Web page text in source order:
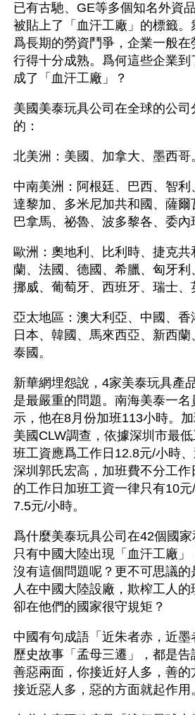
已有古馳、GE等多個知名外資
被貼上了「血汗工廠」的標籤。
爲長期的勞資鬥爭，企業一般
行得十分成熟。爲何這些企業
成了「血汗工廠」？
美國美泰玩具公司在全球的公司
的：
北美洲：美國、加拿大、墨西哥
中南美洲：阿根廷、巴西、智
達黎加、多米尼加共和國、薩爾
巴拿馬、祕魯、波多黎各、委內
歐洲：奧地利、比利時、捷克
蘭、法國、德國、希臘、匈牙利
挪威、葡萄牙、西班牙、瑞士、
亞太地區：澳大利亞、中國、香
日本、韓國、馬來西亞、新西蘭
泰國。
新華網埋怨說，4家美泰玩具產
是最嚴重的問題。南海美泰一
示，他在8月份加班113小時。
美國CLW調查，依據深圳市最
班工資應爲工作日12.8元/小時
深圳郭氏宏高，加班費不分工作
的工作日加班工資一律只有10
7.5元/小時。
爲什麼美泰玩具公司在42個國家
只有中國大陸出現「血汗工廠
沒有這個問題呢？更不可思議
人在中國大陸設廠，欺榨工人
卻在他們的國家很守規矩？
中國有句成語「近朱者赤，近墨
歷史故事「孟母三遷」，都是
善惡兩面，你接近好人多，善
接近惡人多，惡的方面就起作用